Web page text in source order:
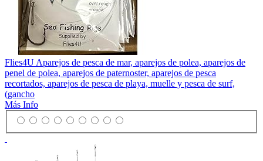
Flies4U Aparejos de pesca de mar, aparejos de polea, aparejos de
penel de polea, aparejos de paternoster, aparejos de pesca
recortados, aparejos de pesca de playa, muelle y pesca de surf,
(gancho
Más Info